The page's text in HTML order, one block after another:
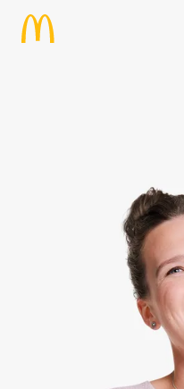
Zum Hauptinhalt springen